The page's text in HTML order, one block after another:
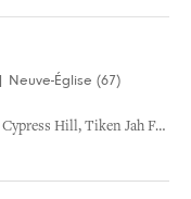
Neuve-Église (67)
Cypress Hill, Tiken Jah Fakoly